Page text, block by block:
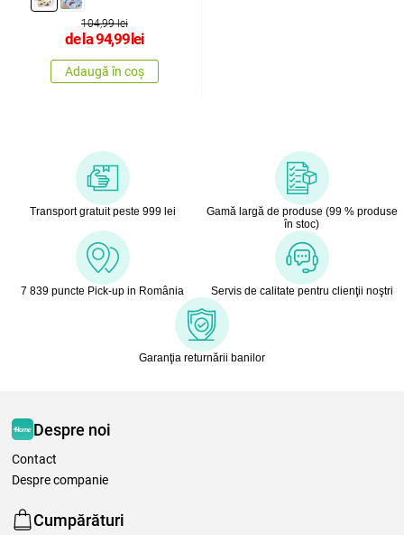
104,99 lei
de la94,99lei
Adaugă în coș
Transport gratuit peste 999 lei
Gamă largă de produse (99 % produse
în stoc)
7 839 puncte Pick-up in România Servis de calitate pentru clienţii noştri
Garanţia returnării banilor
Despre noi
Contact
Despre companie
Cumpărături